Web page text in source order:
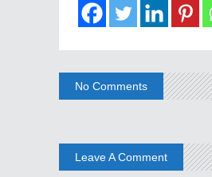
No Comments
Leave A Comment